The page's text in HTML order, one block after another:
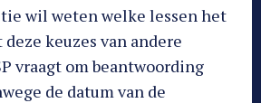
wil weten welke lessen het
keuzes van andere
vraagt om beantwoording
de datum van de